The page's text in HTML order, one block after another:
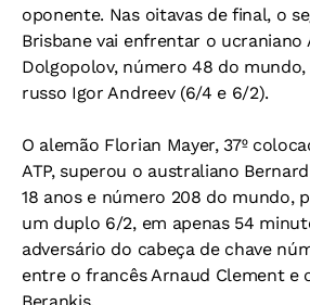
oponente. Nas oitavas de final, o
Brisbane vai enfrentar o ucraniano
Dolgopolov, número 48 do
russo Igor Andreev (6/4 e 6/2).
O alemão Florian Mayer, 37º
ATP, superou o australiano
18 anos e número 208 do mundo,
um duplo 6/2, em apenas 54
adversário do cabeça de chave
entre o francês Arnaud Clement e